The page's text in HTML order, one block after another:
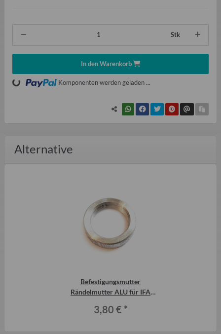
Stk
In den Warenkorb
Loading... Komponenten werden geladen ...
Alternative
Befestigungsmutter
Rändelmutter ALU für IFA
Wischerschalter
3,80 € *